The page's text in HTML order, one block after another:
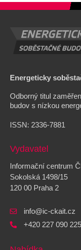
Energeticky
Odborný titul
budov s nízkou
ISSN: 2336-7881
Vydavatel
Informační centrum
Sokolská 1498/15
120 00 Praha 2
info@ic-ckait.cz
+420 227 090 225